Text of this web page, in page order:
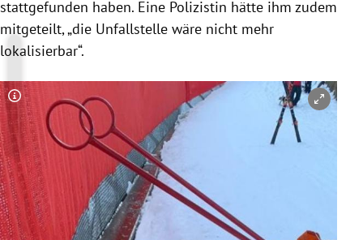
stattgefunden haben. Eine Polizistin hätte ihm zudem
mitgeteilt, „die Unfallstelle wäre nicht mehr
lokalisierbar“.
Copyright-Hinweis öffnen/schließen